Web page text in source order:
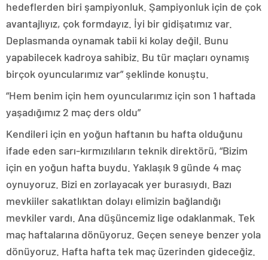
hedeflerden biri şampiyonluk. Şampiyonluk için de çok
avantajlıyız, çok formdayız. İyi bir gidişatımız var.
Deplasmanda oynamak tabii ki kolay değil. Bunu
yapabilecek kadroya sahibiz. Bu tür maçları oynamış
birçok oyuncularımız var” şeklinde konuştu.
“Hem benim için hem oyuncularımız için son 1 haftada
yaşadığımız 2 maç ders oldu”
Kendileri için en yoğun haftanın bu hafta olduğunu
ifade eden sarı-kırmızılıların teknik direktörü, “Bizim
için en yoğun hafta buydu. Yaklaşık 9 günde 4 maç
oynuyoruz. Bizi en zorlayacak yer burasıydı. Bazı
mevkiiler sakatlıktan dolayı elimizin bağlandığı
mevkiler vardı. Ana düşüncemiz lige odaklanmak. Tek
maç haftalarına dönüyoruz. Geçen seneye benzer yola
dönüyoruz. Hafta hafta tek maç üzerinden gideceğiz.